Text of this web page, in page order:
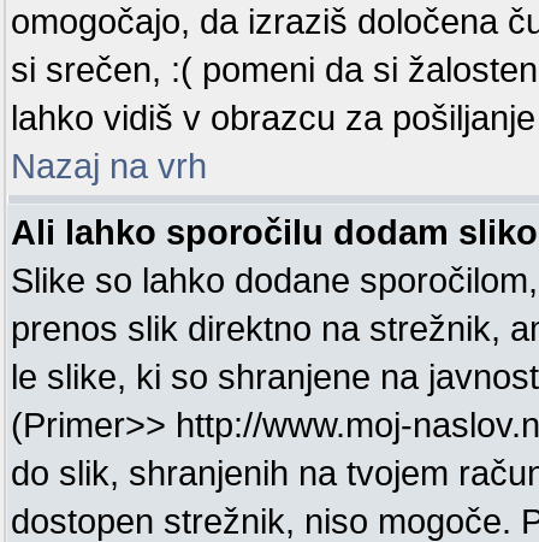
omogočajo, da izraziš določena
si srečen, :( pomeni da si
lahko vidiš v obrazcu za
Nazaj na vrh
Ali lahko sporočilu dodam
Slike so lahko dodane
prenos slik direktno na strežnik,
le slike, ki so shranjene na
(Primer>> http://www.moj-
do slik, shranjenih na tvojem
dostopen strežnik, niso mogoče.